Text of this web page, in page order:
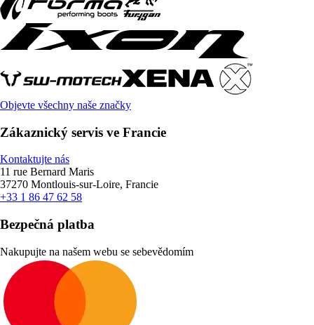
Objevte všechny naše značky
Zákaznický servis ve Francie
Kontaktujte nás
11 rue Bernard Maris
37270 Montlouis-sur-Loire, Francie
+33 1 86 47 62 58
Bezpečná platba
Nakupujte na našem webu se sebevědomím